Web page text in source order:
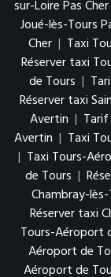
sur-Loire Pas Cher
Joué-lès-Tours
Cher | Taxi
Réserver taxi
de Tours |
Réserver taxi
Avertin |
Avertin | Taxi
| Taxi Tours-
de Tours |
Chambray-
Réserver taxi
Tours-Aéroport
Aéroport de
Aéroport de